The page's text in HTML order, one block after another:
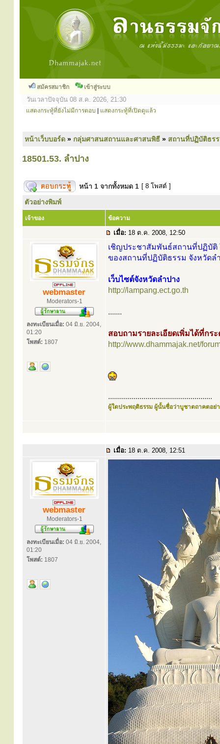
สมัครสมาชิก เข้าสู่ระบบ
วันเวลาปัจจุบัน 08 ส.ค. 2026, 21:30
แสดงกระทู้ที่ยังไม่มีการตอบ แสดงกระทู้ที่เปิดดูแล้ว
หน้าเว็บบอร์ด » กลุ่มศาสนสถานและศาสนพิธี » สถานที่ปฏิบัติธร
18501.53. ลำปาง
หน้า 1 จากทั้งหมด 1 [ 8 โพสต์ ]
ตัวอย่างพิมพ์
เจ้าของ ข้อความ
เมื่อ: 18 ต.ค. 2008, 12:50
webmaster
Moderators-1
ลงทะเบียนเมื่อ: 04 มิ.ย. 2004,
01:20
โพสต์: 1807
เชิญประชาสัมพันธ์สถานที่ปฏิบัติ
ของสถานที่ปฏิบัติธรรม จังหวัดล
เว็บไซต์จังหวัดลำปาง
http://lampang.ect.go.th
.......
สอบถามรายละเอียดเพิ่มได้ที่กร
http://www.dhammajak.net/
.....................................................
ผู้ใดประพฤติธรรม ผู้นั้นชื่อว่าบูชาตถาคตอย่า
เมื่อ: 18 ต.ค. 2008, 12:51
webmaster
Moderators-1
ลงทะเบียนเมื่อ: 04 มิ.ย. 2004,
01:20
โพสต์: 1807